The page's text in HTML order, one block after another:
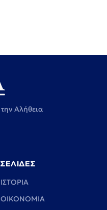
Αλήθεια
ΣΕΛΙΔΕΣ
ΙΣΤΟΡΙΑ
ΟΙΚΟΝΟΜΙΑ